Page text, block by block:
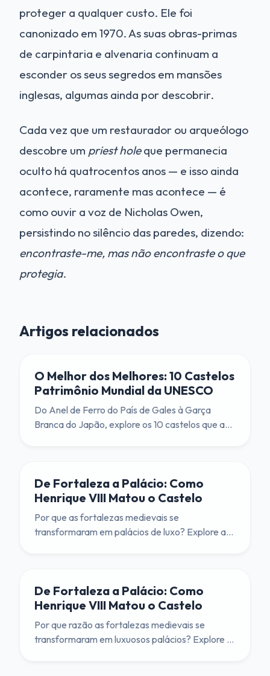
proteger a qualquer custo. Ele foi
canonizado em 1970. As suas obras-primas
de carpintaria e alvenaria continuam a
esconder os seus segredos em mansões
inglesas, algumas ainda por descobrir.
Cada vez que um restaurador ou arqueólogo
descobre um priest holeque permanecia
oculto há quatrocentos anos — e isso ainda
acontece, raramente mas acontece — é
como ouvir a voz de Nicholas Owen,
persistindo no silêncio das paredes, dizendo:
encontraste-me, mas não encontraste o que
protegia.
Artigos relacionados
O Melhor dos Melhores: 10 Castelos
Patrimônio Mundial da UNESCO
Do Anel de Ferro do País de Gales à Garça
Branca do Japão, explore os 10 castelos que as
De Fortaleza a Palácio: Como
Henrique VIII Matou o Castelo
Por que as fortalezas medievais se
transformaram em palácios de luxo? Explore a
De Fortaleza a Palácio: Como
Henrique VIII Matou o Castelo
Por que razão as fortalezas medievais se
transformaram em luxuosos palácios? Explore a